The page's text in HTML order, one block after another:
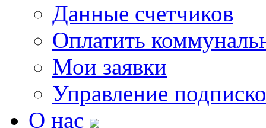
Данные счетчиков
Оплатить
Мои заявки
Управление
О нас